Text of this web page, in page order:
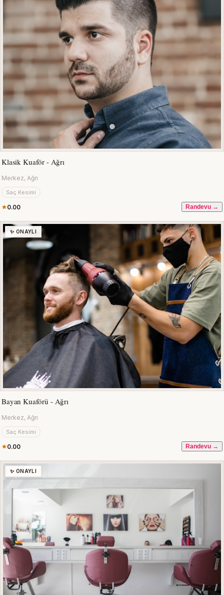
Klasik Kuaför - Ağrı
Merkez, Ağrı
Saç Kesimi
0.00 Randevu →
✨ ONAYLI
Bayan Kuaförü - Ağrı
Merkez, Ağrı
Saç Kesimi
0.00 Randevu →
✨ ONAYLI